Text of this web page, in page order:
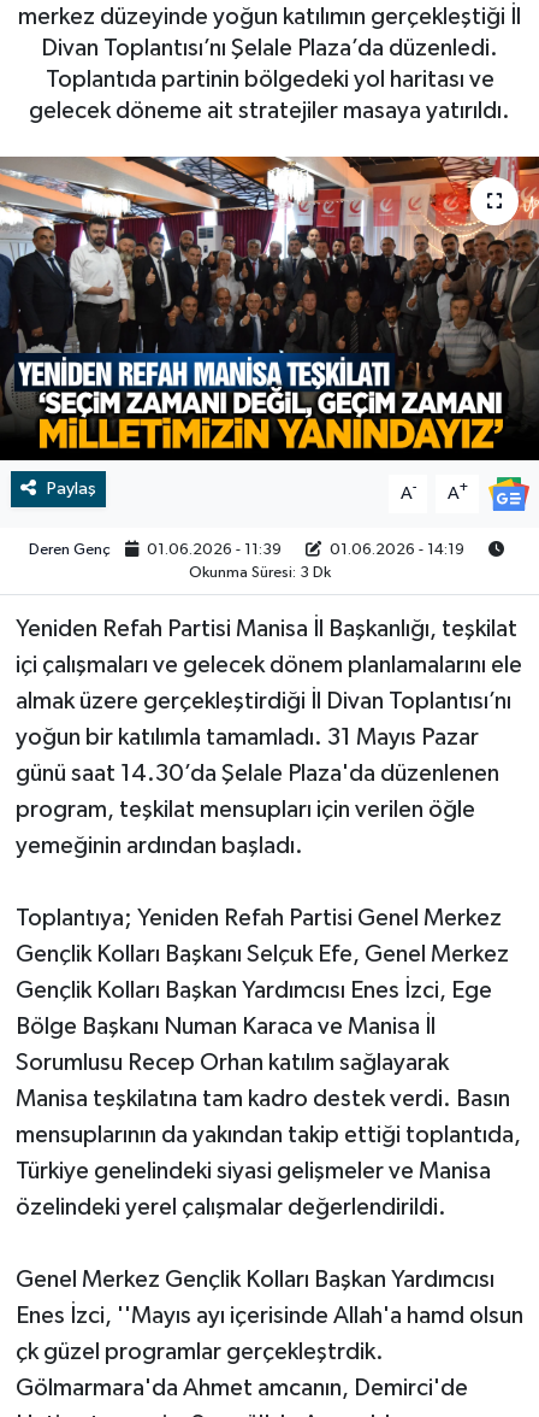
merkez düzeyinde yoğun katılımın gerçekleştiği İl
Divan Toplantısı’nı Şelale Plaza’da düzenledi.
Toplantıda partinin bölgedeki yol haritası ve
gelecek döneme ait stratejiler masaya yatırıldı.
Paylaş A- A+
Deren Genç 01.06.2026 - 11:39
01.06.2026 - 14:19
Okunma Süresi: 3 Dk
Yeniden Refah Partisi Manisa İl Başkanlığı, teşkilat
içi çalışmaları ve gelecek dönem planlamalarını ele
almak üzere gerçekleştirdiği İl Divan Toplantısı’nı
yoğun bir katılımla tamamladı. 31 Mayıs Pazar
günü saat 14.30’da Şelale Plaza'da düzenlenen
program, teşkilat mensupları için verilen öğle
yemeğinin ardından başladı.
Toplantıya; Yeniden Refah Partisi Genel Merkez
Gençlik Kolları Başkanı Selçuk Efe, Genel Merkez
Gençlik Kolları Başkan Yardımcısı Enes İzci, Ege
Bölge Başkanı Numan Karaca ve Manisa İl
Sorumlusu Recep Orhan katılım sağlayarak
Manisa teşkilatına tam kadro destek verdi. Basın
mensuplarının da yakından takip ettiği toplantıda,
Türkiye genelindeki siyasi gelişmeler ve Manisa
özelindeki yerel çalışmalar değerlendirildi.
Genel Merkez Gençlik Kolları Başkan Yardımcısı
Enes İzci, ''Mayıs ayı içerisinde Allah'a hamd olsun
çk güzel programlar gerçekleştrdik.
Gölmarmara'da Ahmet amcanın, Demirci'de
RESMİ İLAN
BİLİM VE TEKNOLOJİ
RESMİ İLAN
Yaşam
Tarih
Çevre
Dünya
İletişim
Künye
SPOR
Video